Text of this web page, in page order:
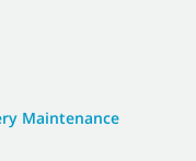
Maintenance